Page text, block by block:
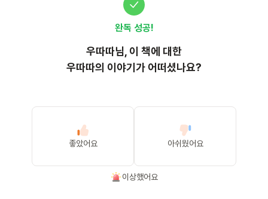
완독 성공!
우따따님, 이 책에 대한
우따따의 이야기가 어떠셨나요?
좋았어요 아쉬웠어요
이상했어요